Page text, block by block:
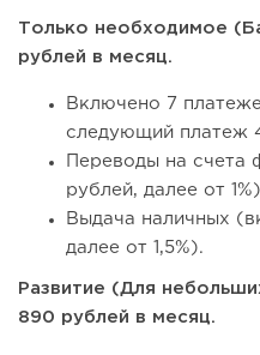
Только необходимое
рублей в месяц.
Включено 7
следующий платеж
Переводы на
рублей, далее от
Выдача наличных
далее от 1,5%).
Развитие (Для
890 рублей в месяц.